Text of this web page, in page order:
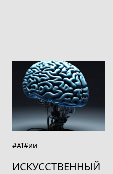
#AI#ии
ИСКУССТВЕННЫЙ